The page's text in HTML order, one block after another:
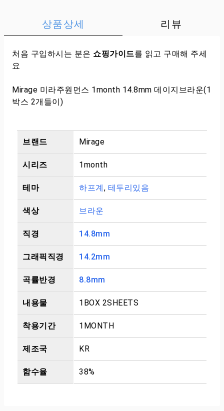
상품상세 리뷰
처음 구입하시는 분은 쇼핑가이드를 읽고 구매해 주세
요
Mirage 미라주원먼스 1month 14.8mm 데이지브라운(1
박스 2개들이)
브랜드 Mirage
시리즈 1month
테마 하프계, 테두리있음
색상 브라운
직경 14.8mm
그래픽직경 14.2mm
곡률반경 8.8mm
내용물 1BOX 2SHEETS
착용기간 1MONTH
제조국 KR
함수율 38%